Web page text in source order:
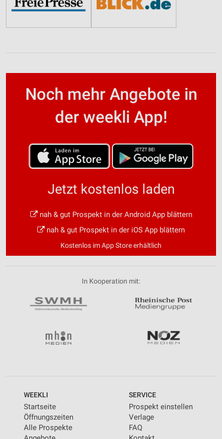
Noch mehr Angebote in
der weekli App!
Jetzt kostenlos laden
nah & gut Prospekt in der Android App blättern
nah & gut Prospekt in der iOS App blättern
Kostenlos im App Store erhältlich
In Kooperation mit:
WEEKLI
Startseite
Öffnungszeiten
Alle Prospekte
SERVICE
Prospekt einstellen
Verlage
FAQ